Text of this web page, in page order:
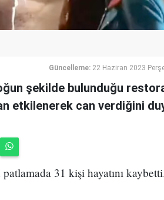
Güncelleme: 22 Haziran 2023
şekilde bulunduğu
etkilenerek can verdiğini
31 kişi hayatını